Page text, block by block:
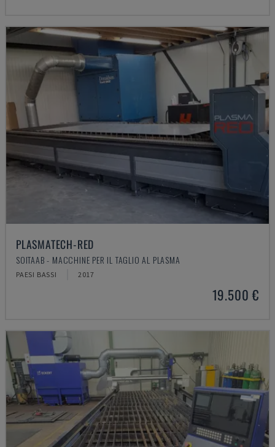
PLASMATECH-RED
SOITAAB - MACCHINE PER IL TAGLIO AL PLASMA
PAESI BASSI 2017
19.500 €